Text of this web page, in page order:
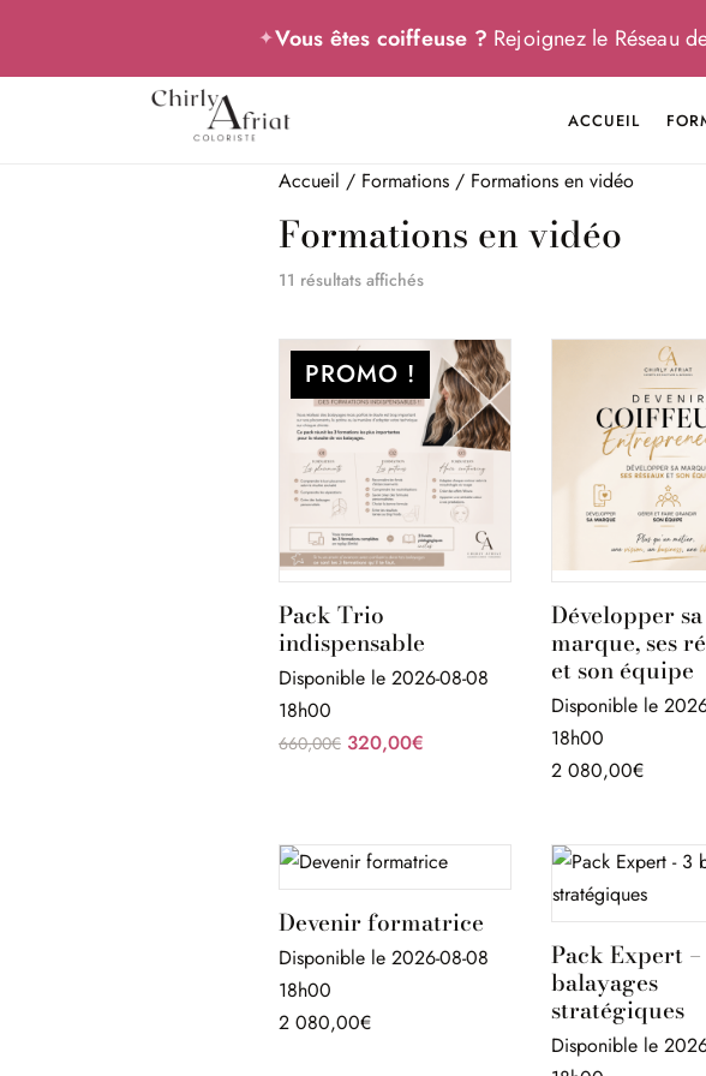
✦Vous êtes coiffeuse ? Rejoignez le Réseau
ACCUEIL
Accueil / Formations / Formations en vidéo
Formations en vidéo
11 résultats affichésTrié
plus
récent
au
plus
ancien
PROMO !
Pack Trio
indispensable
Disponible le 2026-08-08
18h00
660,00€ Le
était :
660,00€.
320,00€
est :
320,00€.
Développer sa
marque, ses
et son équipe
Disponible le
18h00
2 080,00€
Devenir formatrice
Disponible le 2026-08-08
18h00
2 080,00€
Pack Expert –
balayages
stratégiques
Disponible le